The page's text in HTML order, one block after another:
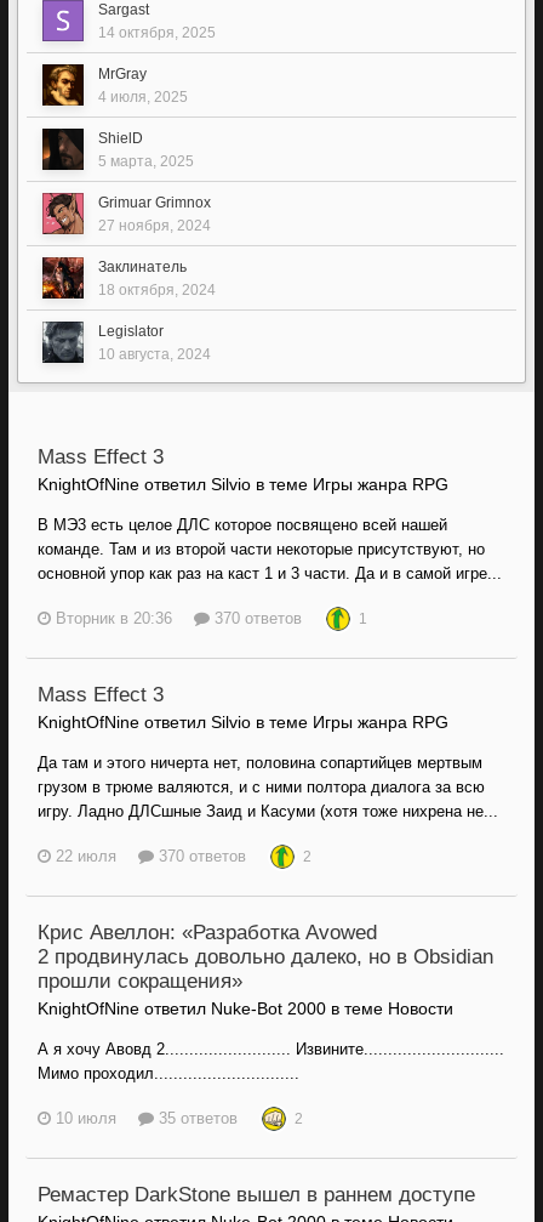
Sargast
14 октября, 2025
MrGray
4 июля, 2025
ShielD
5 марта, 2025
Grimuar Grimnox
27 ноября, 2024
Заклинатель
18 октября, 2024
Legislator
10 августа, 2024
Mass Effect 3
KnightOfNine ответил Silvio в теме Игры жанра RPG
В МЭ3 есть целое ДЛС которое посвящено всей нашей
команде. Там и из второй части некоторые присутствуют, но
основной упор как раз на каст 1 и 3 части. Да и в самой игре...
Вторник в 20:36 370 ответов 1
Mass Effect 3
KnightOfNine ответил Silvio в теме Игры жанра RPG
Да там и этого ничерта нет, половина сопартийцев мертвым
грузом в трюме валяются, и с ними полтора диалога за всю
игру. Ладно ДЛСшные Заид и Касуми (хотя тоже нихрена не...
22 июля 370 ответов 2
Крис Авеллон: «Разработка Avowed
2 продвинулась довольно далеко, но в Obsidian
прошли сокращения»
KnightOfNine ответил Nuke-Bot 2000 в теме Новости
А я хочу Авовд 2.......................... Извините.............................
Мимо проходил..............................
10 июля 35 ответов 2
Ремастер DarkStone вышел в раннем доступе